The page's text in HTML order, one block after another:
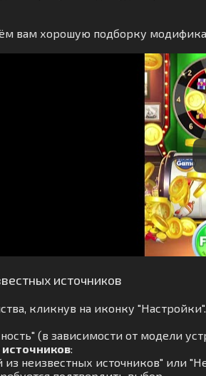
вам хорошую подборку
источников
кликнув на иконку "Настройки".
(в зависимости от модели
:
неизвестных источников" или